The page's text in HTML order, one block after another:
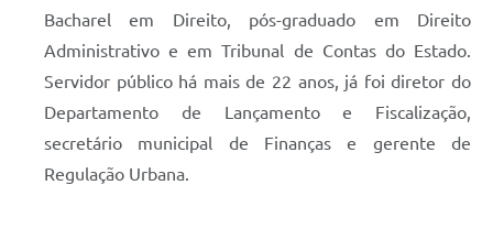
Bacharel em Direito, pós-graduado em Direito
Administrativo e em Tribunal de Contas do Estado.
Servidor público há mais de 22 anos, já foi diretor do
Departamento de Lançamento e Fiscalização,
secretário municipal de Finanças e gerente de
Regulação Urbana.